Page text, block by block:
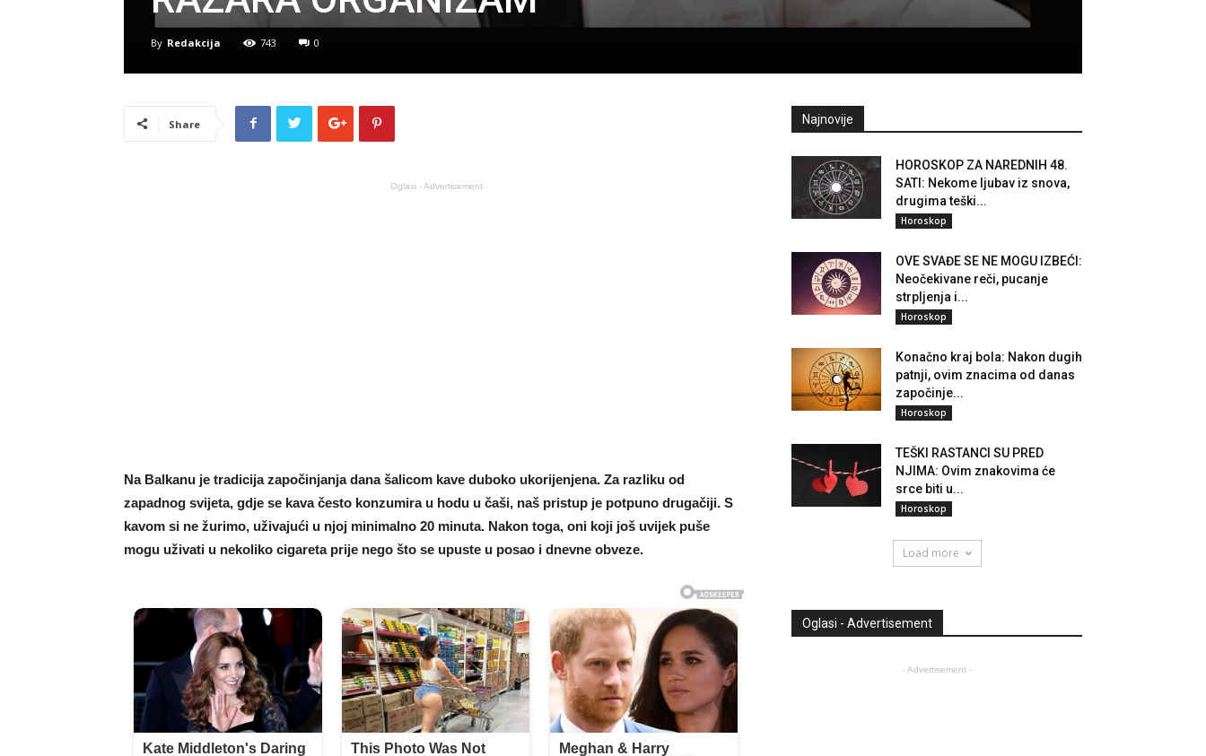
By Redakcija 743 0
Share
Oglasi - Advertisement
Na Balkanu je tradicija započinjanja dana šalicom kave duboko ukorijenjena. Za razliku od
zapadnog svijeta, gdje se kava često konzumira u hodu u čaši, naš pristup je potpuno drugačiji. S
kavom si ne žurimo, uživajući u njoj minimalno 20 minuta. Nakon toga, oni koji još uvijek puše
mogu uživati ​​u nekoliko cigareta prije nego što se upuste u posao i dnevne obveze.
Najnovije
HOROSKOP ZA NAREDNIH 48.
SATI: Nekome ljubav iz snova,
drugima teški...
Horoskop
OVE SVAĐE SE NE MOGU IZBEĆI:
Neočekivane reči, pucanje
strpljenja i...
Horoskop
Konačno kraj bola: Nakon dugih
patnji, ovim znacima od danas
započinje...
Horoskop
TEŠKI RASTANCI SU PRED
NJIMA: Ovim znakovima će
srce biti u...
Horoskop
Load more
Oglasi - Advertisement
- Advertisement -